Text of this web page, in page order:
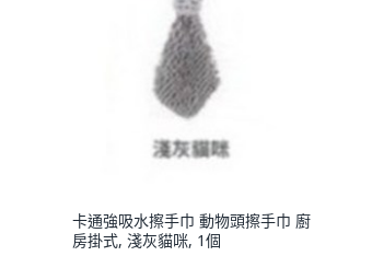
卡通強吸水擦手巾 動物頭擦手巾 廚
房掛式, 淺灰貓咪, 1個